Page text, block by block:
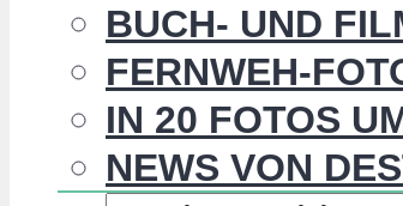
BUCH- UND
FERNWEH-
IN 20 FOTOS
NEWS VON